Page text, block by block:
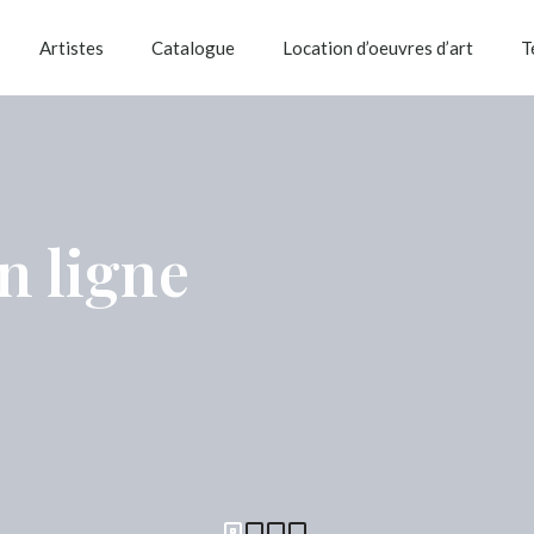
Artistes Catalogue Location d’oeuvres d’art
ligne